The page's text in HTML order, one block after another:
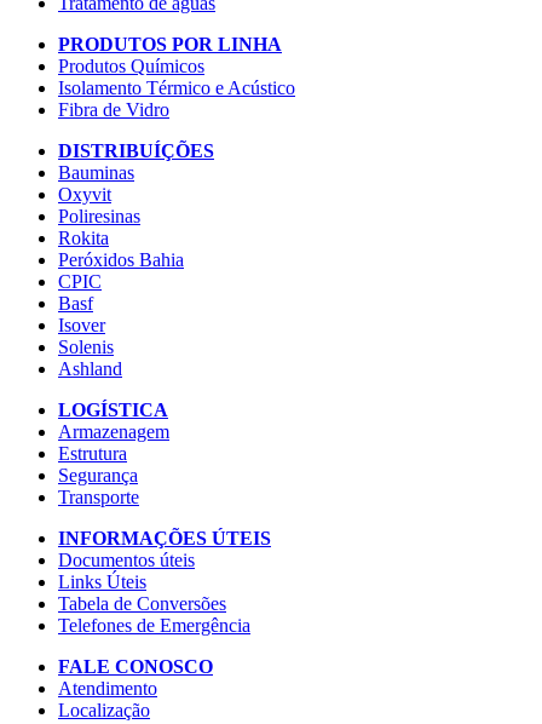
PRODUTOS POR LINHA
Produtos Químicos
Isolamento Térmico e Acústico
Fibra de Vidro
DISTRIBUÍÇÕES
Bauminas
Oxyvit
Poliresinas
Rokita
Peróxidos Bahia
CPIC
Basf
Isover
Solenis
Ashland
LOGÍSTICA
Armazenagem
Estrutura
Segurança
Transporte
INFORMAÇÕES ÚTEIS
Documentos úteis
Links Úteis
Tabela de Conversões
Telefones de Emergência
FALE CONOSCO
Atendimento
Localização